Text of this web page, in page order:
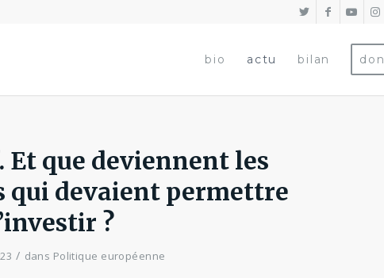
bio actu bilan don
Et que deviennent les
qui devaient permettre
?
/ dans Politique européenne